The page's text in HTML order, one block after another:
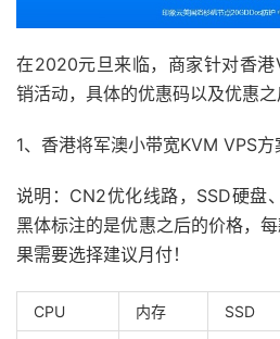
在2020元旦来临，商家针对香港
销活动，具体的优惠码以及优惠之
1、香港将军澳小带宽KVM VPS方
说明：CN2优化线路，SSD硬盘
黑体标注的是优惠之后的价格，
果需要选择建议月付！
CPU 内存 SSD